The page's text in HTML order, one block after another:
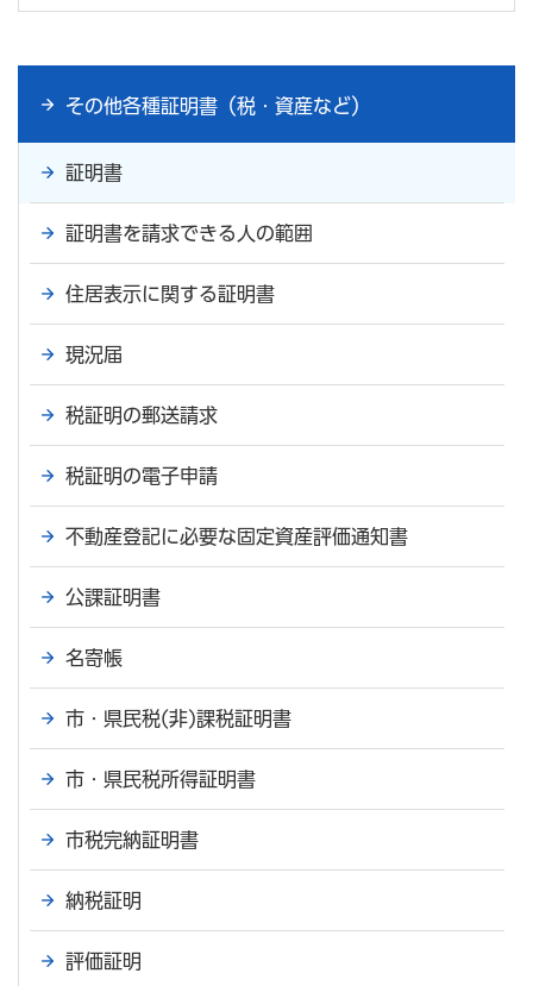
その他各種証明書（税・資産など）
証明書
証明書を請求できる人の範囲
住居表示に関する証明書
現況届
税証明の郵送請求
税証明の電子申請
不動産登記に必要な固定資産評価通知書
公課証明書
名寄帳
市・県民税(非)課税証明書
市・県民税所得証明書
市税完納証明書
納税証明
評価証明